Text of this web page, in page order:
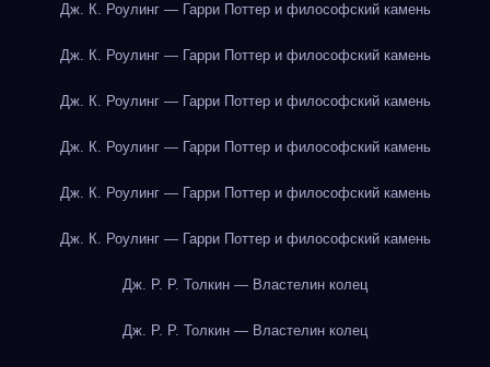
Дж. К. Роулинг — Гарри Поттер и философский камень
Дж. К. Роулинг — Гарри Поттер и философский камень
Дж. К. Роулинг — Гарри Поттер и философский камень
Дж. К. Роулинг — Гарри Поттер и философский камень
Дж. К. Роулинг — Гарри Поттер и философский камень
Дж. К. Роулинг — Гарри Поттер и философский камень
Дж. Р. Р. Толкин — Властелин колец
Дж. Р. Р. Толкин — Властелин колец